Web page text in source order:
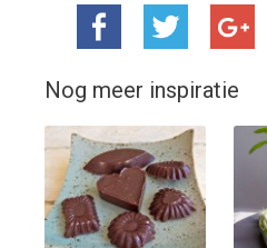
Nog meer inspiratie